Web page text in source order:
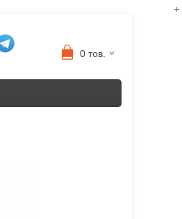
0 тов.